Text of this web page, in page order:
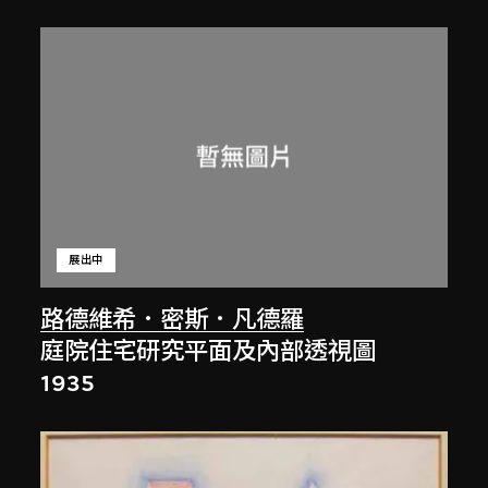
路德維希．密斯．凡德羅
展出中
庭院住宅研究平面及內部透視圖
1935